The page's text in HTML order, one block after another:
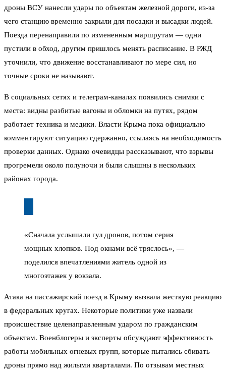
дроны ВСУ нанесли удары по объектам железной дороги, из-за
чего станцию временно закрыли для посадки и высадки людей.
Поезда перенаправили по измененным маршрутам — одни
пустили в обход, другим пришлось менять расписание. В РЖД
уточнили, что движение восстанавливают по мере сил, но
точные сроки не называют.
В социальных сетях и телеграм-каналах появились снимки с
места: видны разбитые вагоны и обломки на путях, рядом
работает техника и медики. Власти Крыма пока официально
комментируют ситуацию сдержанно, ссылаясь на необходимость
проверки данных. Однако очевидцы рассказывают, что взрывы
прогремели около полуночи и были слышны в нескольких
районах города.
«Сначала услышали гул дронов, потом серия
мощных хлопков. Под окнами всё тряслось», —
поделился впечатлениями житель одной из
многоэтажек у вокзала.
Атака на пассажирский поезд в Крыму вызвала жесткую реакцию
в федеральных кругах. Некоторые политики уже назвали
происшествие целенаправленным ударом по гражданским
объектам. Военблогеры и эксперты обсуждают эффективность
работы мобильных огневых групп, которые пытались сбивать
дроны прямо над жилыми кварталами. По отзывам местных